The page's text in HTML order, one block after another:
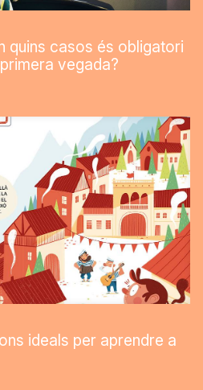
quins casos és obligatori
vegada?
ideals per aprendre a